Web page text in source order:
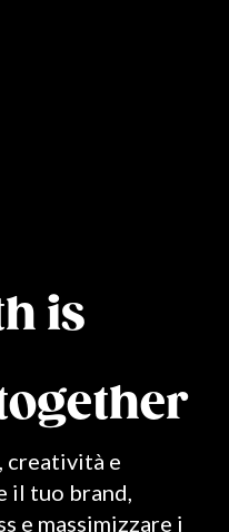
is
creatività e
il tuo brand,
e massimizzare i